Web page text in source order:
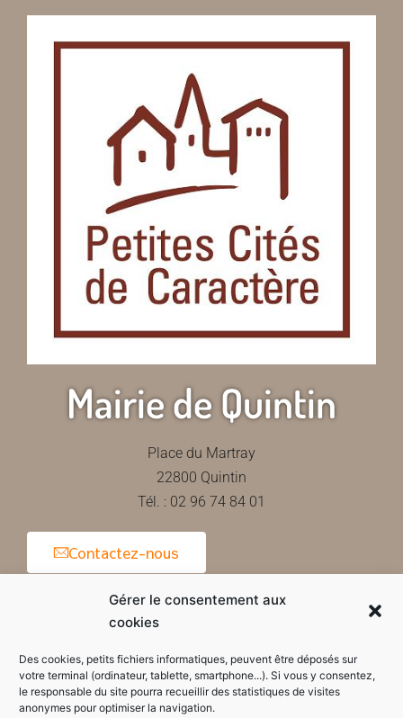
Gérer le consentement aux
cookies
Des cookies, petits fichiers informatiques, peuvent être déposés sur
votre terminal (ordinateur, tablette, smartphone...). Si vous y consentez,
le responsable du site pourra recueillir des statistiques de visites
anonymes pour optimiser la navigation.
Mairie de Quintin
Place du Martray
22800 Quintin
Tél. : 02 96 74 84 01
Contactez-nous
Horaires d'ouverture de la mairie